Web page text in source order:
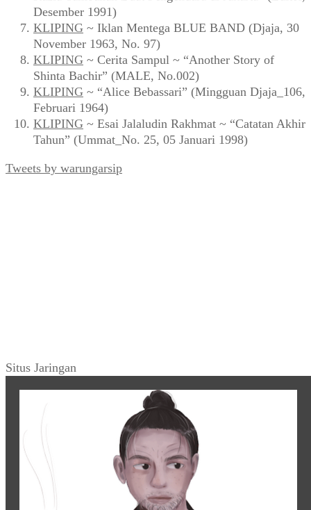
Desember 1991)
KLIPING ~ Iklan Mentega BLUE BAND (Djaja, 30
November 1963, No. 97)
KLIPING ~ Cerita Sampul ~ “Another Story of
Shinta Bachir” (MALE, No.002)
KLIPING ~ “Alice Bebassari” (Mingguan Djaja_106,
Februari 1964)
KLIPING ~ Esai Jalaludin Rakhmat ~ “Catatan Akhir
Tahun” (Ummat_No. 25, 05 Januari 1998)
Tweets by warungarsip
Situs Jaringan